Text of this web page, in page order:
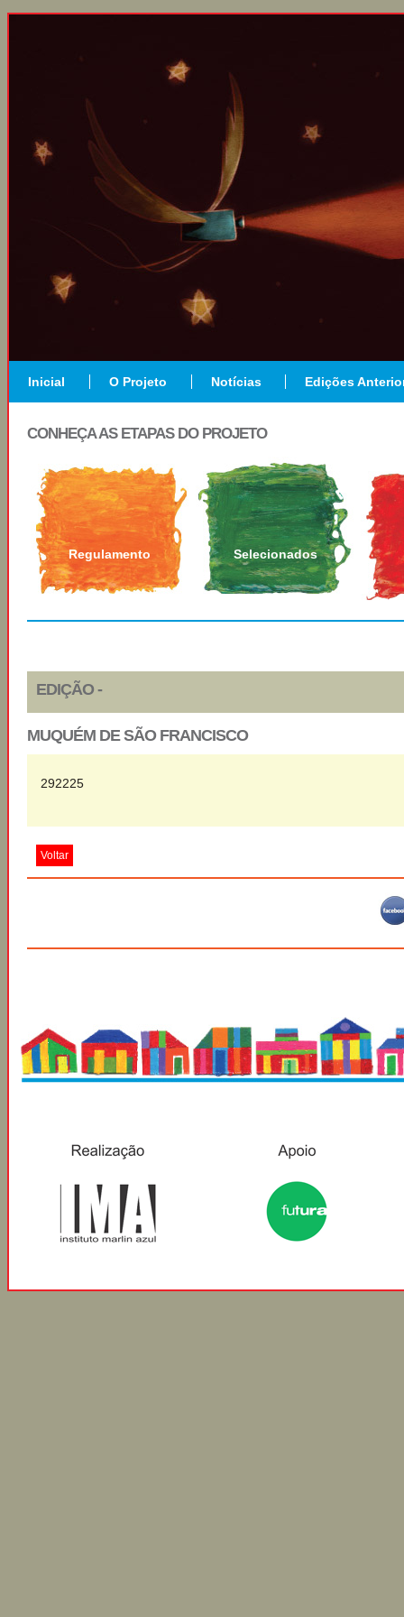
Inicial O Projeto Notícias Edições
CONHEÇA AS ETAPAS DO PROJETO
Regulamento Selecionados
EDIÇÃO -
MUQUÉM DE SÃO FRANCISCO
292225
Voltar